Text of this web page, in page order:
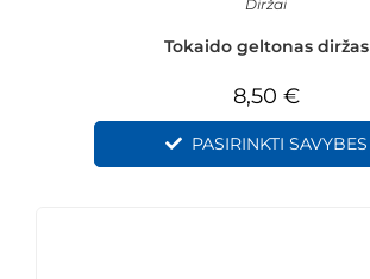
Diržai
Tokaido geltonas diržas
8,50 €
PASIRINKTI SAVYBES